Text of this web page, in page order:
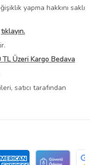
yapma hakkını saklı
tıklayın.
TL Üzeri Kargo Bedava
satıcı tarafından